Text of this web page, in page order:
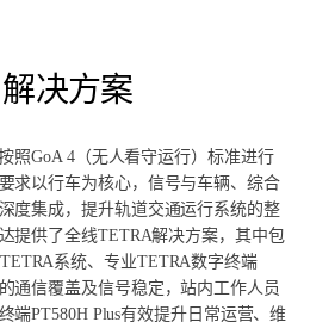
解决方案
照GoA 4（无人看守运行）标准进行
求以行车为核心，信号与车辆、综合
度集成，提升轨道交通运行系统的整
提供了全线TETRA解决方案，其中包
系统、专业TETRA数字终端
通信覆盖及信号稳定，站内工作人员
端PT580H Plus有效提升日常运营、维